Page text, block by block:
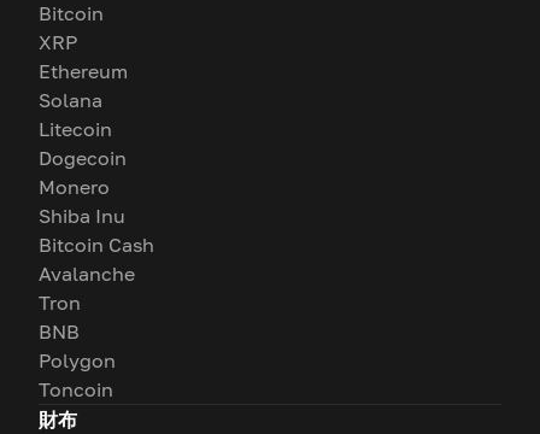
Bitcoin
XRP
Ethereum
Solana
Litecoin
Dogecoin
Monero
Shiba Inu
Bitcoin Cash
Avalanche
Tron
BNB
Polygon
Toncoin
財布